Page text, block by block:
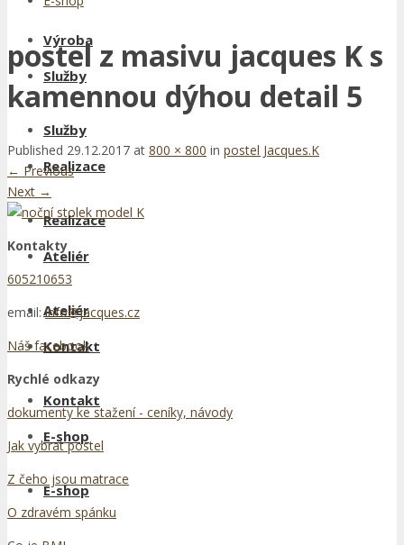
Služby
Realizace
Ateliér
Kontakt
E-shop
Výroba
Služby
Realizace
Ateliér
Kontakt
E-shop
postel z masivu jacques K s
kamennou dýhou detail 5
Published 29.12.2017 at 800 × 800 in postel Jacques.K
← Previous
Next →
Kontakty
605210653
email:info@jacques.cz
Náš facebook
Rychlé odkazy
dokumenty ke stažení - ceníky, návody
Jak vybrat postel
Z čeho jsou matrace
O zdravém spánku